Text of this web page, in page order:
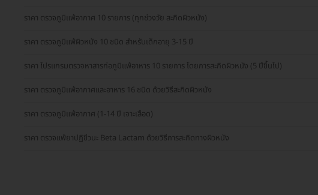
ราคา ตรวจภูมิแพ้อากาศ 10 รายการ (ทุกช่วงวัย สะกิดผิวหนัง)
ราคา ตรวจภูมิแพ้ผิวหนัง 10 ชนิด สำหรับเด็กอายุ 3-15 ปี
ราคา โปรแกรมตรวจหาสารก่อภูมิแพ้อาหาร 10 รายการ โดยการสะกิดผิวหนัง (5 ปีขึ้นไป)
ราคา ตรวจภูมิแพ้อากาศและอาหาร 16 ชนิด ด้วยวิธีสะกิดผิวหนัง
ราคา ตรวจภูมิแพ้อากาศ (1-14 ปี เจาะเลือด)
ราคา ตรวจแพ้ยาปฏิชีวนะ Beta Lactam ด้วยวิธีการสะกิดทางผิวหนัง